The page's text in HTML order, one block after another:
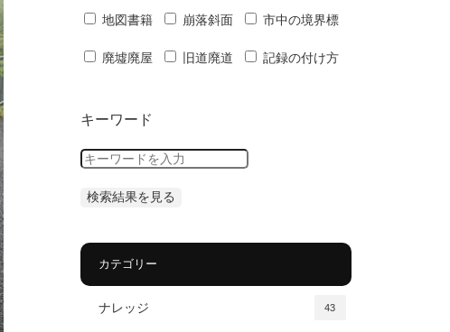
地図書籍 崩落斜面 市中の境界標
廃墟廃屋 旧道廃道 記録の付け方
キーワード
カテゴリー
ナレッジ 43